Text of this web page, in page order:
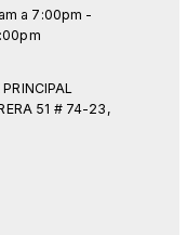
a 7:00pm -
51 # 74-23,